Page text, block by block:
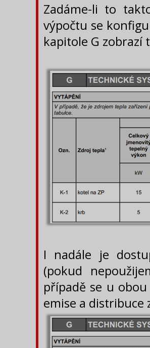
Zadáme-li to
výpočtu se
kapitole G zobrazí
I nadále je
(pokud
případě se u
emise a distribuce